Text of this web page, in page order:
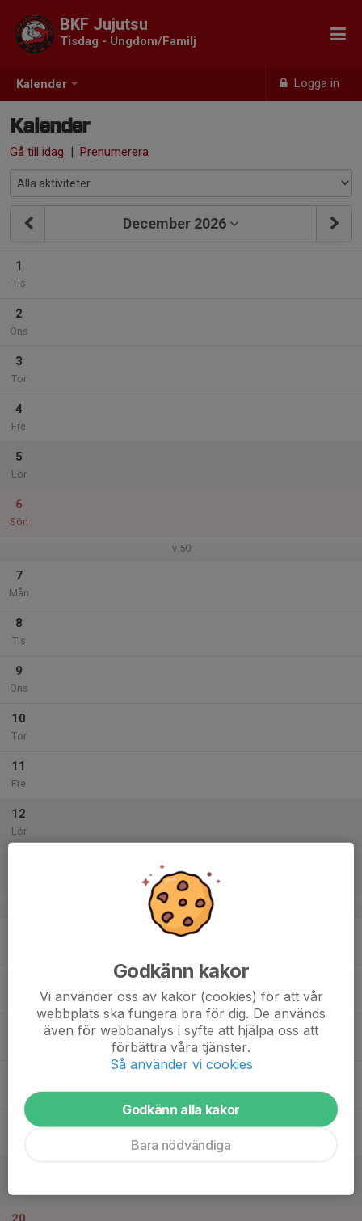
Kalender Logga in
BKF Jujutsu
Tisdag - Ungdom/Familj
Kalender
Gå till idag | Prenumerera
December 2026
1
Tis
2
Ons
3
Tor
4
Fre
5
Lör
6
Sön
v.50
7
Mån
8
Tis
9
Ons
10
Tor
11
Fre
12
Lör
v.51
Godkänn kakor
Vi använder oss av kakor (cookies) för att vår
webbplats ska fungera bra för dig. De används
även för webbanalys i syfte att hjälpa oss att
förbättra våra tjänster.
Så använder vi cookies
Godkänn alla kakor
Bara nödvändiga